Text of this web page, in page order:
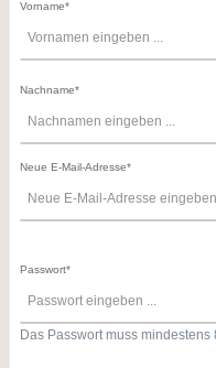
Vorname*
Nachname*
Neue E-Mail-Adresse*
Passwort*
Das Passwort muss